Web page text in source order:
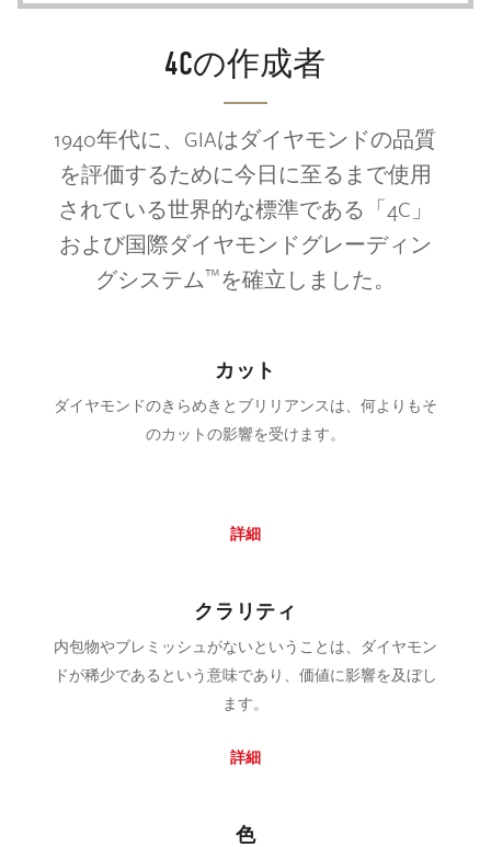
4Cの作成者
1940年代に、GIAはダイヤモンドの品質
を評価するために今日に至るまで使用
されている世界的な標準である「4C」
および国際ダイヤモンドグレーディン
グシステム™を確立しました。
カット
ダイヤモンドのきらめきとブリリアンスは、何よりもそ
のカットの影響を受けます。
詳細
クラリティ
内包物やブレミッシュがないということは、ダイヤモン
ドが稀少であるという意味であり、価値に影響を及ぼし
ます。
詳細
色